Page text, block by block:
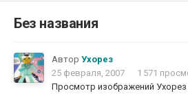
Без названия
Автор Ухорез
25 февраля, 2007
1 571
Просмотр изображений Ухорез